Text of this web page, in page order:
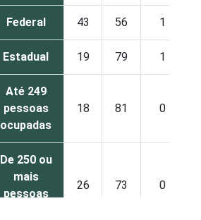
Federal 43 56 1
Estadual 19 79 1
Até 249
pessoas
ocupadas
18 81 0
De 250 ou
mais
pessoas
26 73 0